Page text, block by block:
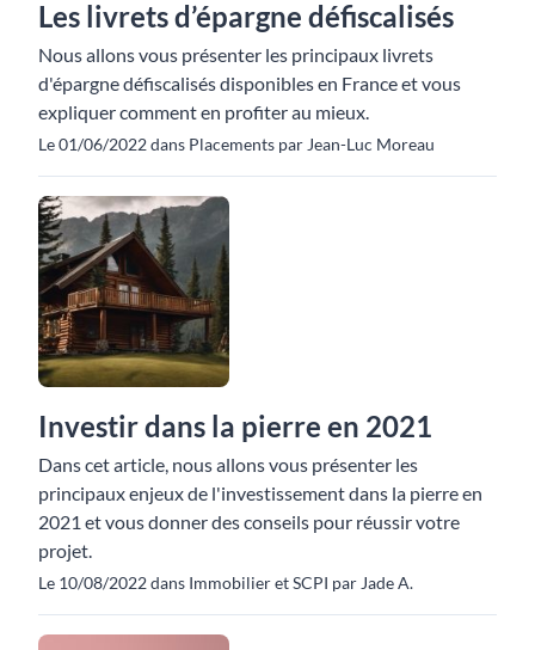
Les livrets d’épargne défiscalisés
Nous allons vous présenter les principaux livrets
d'épargne défiscalisés disponibles en France et vous
expliquer comment en profiter au mieux.
Le 01/06/2022 dans Placements par Jean-Luc Moreau
Investir dans la pierre en 2021
Dans cet article, nous allons vous présenter les
principaux enjeux de l'investissement dans la pierre en
2021 et vous donner des conseils pour réussir votre
projet.
Le 10/08/2022 dans Immobilier et SCPI par Jade A.